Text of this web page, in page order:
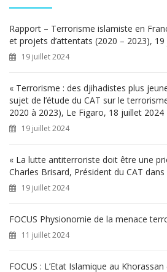
h
e
r
Rapport – Terrorisme islamiste en
et projets d’attentats (2020 – 2023),
19 juillet 2024
« Terrorisme : des djihadistes plus
sujet de l’étude du CAT sur le
2020 à 2023), Le Figaro, 18 juillet 2024
19 juillet 2024
« La lutte antiterroriste doit être une
Charles Brisard, Président du CAT
19 juillet 2024
FOCUS Physionomie de la menace
11 juillet 2024
FOCUS : L’Etat Islamique au Khorassan